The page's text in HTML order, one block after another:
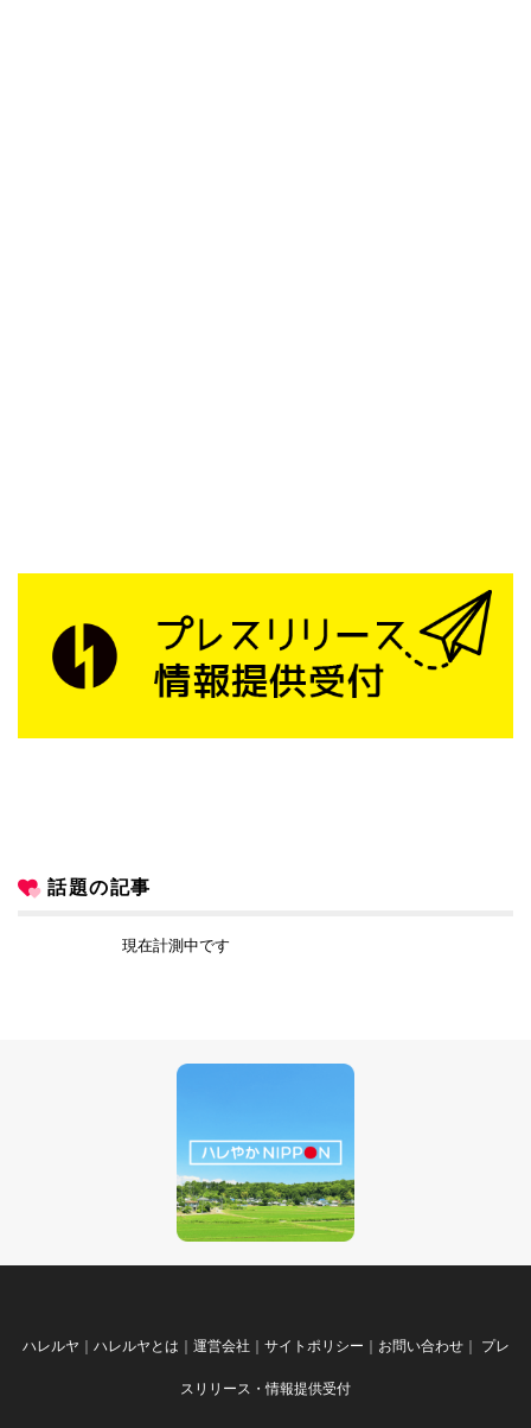
話題の記事
現在計測中です
ハレルヤ ｜ ハレルヤとは ｜ 運営会社 ｜ サイトポリシー ｜ お問い合わせ｜ プレ
スリリース・情報提供受付